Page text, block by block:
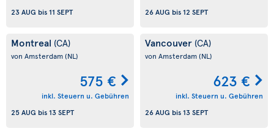
23 AUG bis 11 SEPT
26 AUG bis 12 SEPT
Montreal (CA)
von Amsterdam(NL)
575 €
inkl. Steuern u. Gebühren
25 AUG bis 13 SEPT
Vancouver (CA)
von Amsterdam(NL)
623 €
inkl. Steuern u. Gebühren
26 AUG bis 13 SEPT